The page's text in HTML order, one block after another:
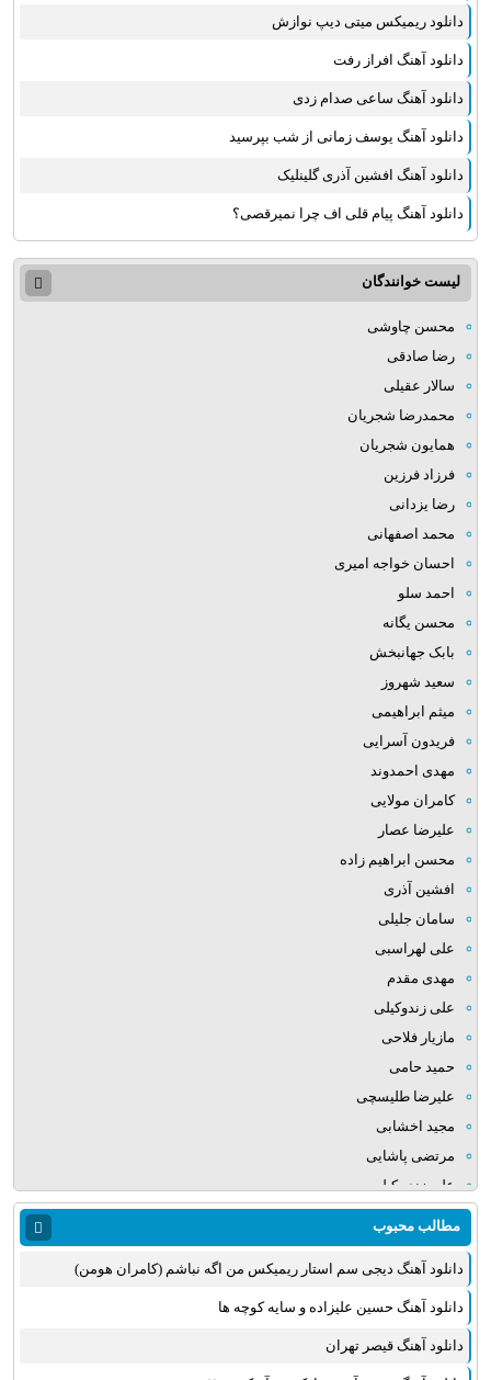
دانلود ریمیکس میتی دیپ نوازش
دانلود آهنگ افراز رفت
دانلود آهنگ ساعی صدام زدی
دانلود آهنگ یوسف زمانی از شب بپرسید
دانلود آهنگ افشین آذری گلینلیک
دانلود آهنگ پیام قلی اف چرا نمیرقصی؟
لیست خوانندگان
محسن چاوشی
رضا صادقی
سالار عقیلی
محمدرضا شجریان
همایون شجریان
فرزاد فرزین
رضا یزدانی
محمد اصفهانی
احسان خواجه امیری
احمد سلو
محسن یگانه
بابک جهانبخش
سعید شهروز
میثم ابراهیمی
فریدون آسرایی
مهدی احمدوند
کامران مولایی
علیرضا عصار
محسن ابراهیم زاده
افشین آذری
سامان جلیلی
علی لهراسبی
مهدی مقدم
علی زندوکیلی
مازیار فلاحی
حمید حامی
علیرضا طلیسچی
مجید اخشابی
مرتضی پاشایی
علی زند وکیلی
میلاد بابایی
مهدی یراحی
روزبه نعمت الهی
عماد طالب زاده
علی عبدالمالکی
مطالب محبوب
دانلود آهنگ دیجی سم استار ریمیکس من اگه نباشم (کامران هومن)
دانلود آهنگ حسین علیزاده و سایه کوچه ها
دانلود آهنگ قیصر تهران